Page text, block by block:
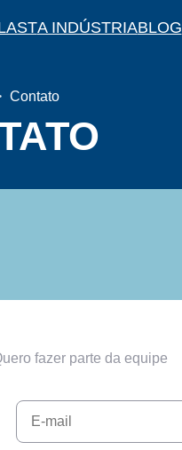
A INDÚSTRIABLOG
Contato
fazer parte da equipe